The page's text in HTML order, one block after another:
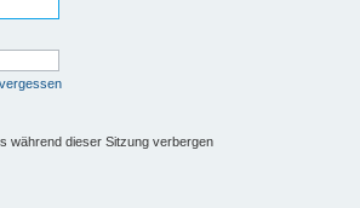
während dieser Sitzung verbergen